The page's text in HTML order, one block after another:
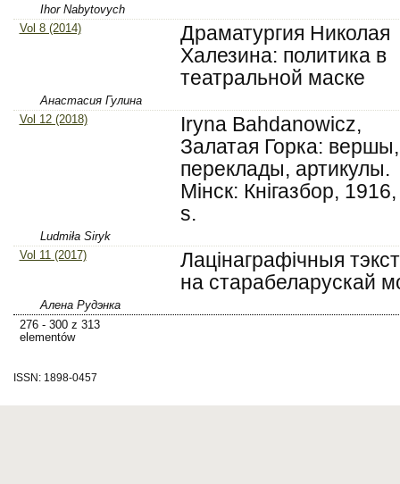
Ihor Nabytovych
Vol 8 (2014)
Драматургия Николая
Халезина: политика в
театральной маске
Анастасия Гулина
Vol 12 (2018)
Іryna Bаhdanowicz,
Залатая Горка: вершы,
переклады, артикулы.
Mінск: Кнігазбор,
s.
Ludmiła Siryk
Vol 11 (2017)
Лацiнаграфiчныя
на старабеларускай
Алена Рудэнка
276 - 300 z 313
elementów
ISSN: 1898-0457